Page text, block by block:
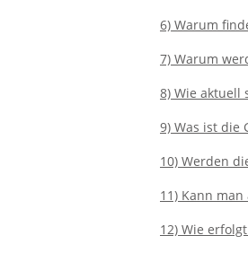
6) Warum
7) Warum
8) Wie aktuell
9) Was ist die
10) Werden
11) Kann
12) Wie